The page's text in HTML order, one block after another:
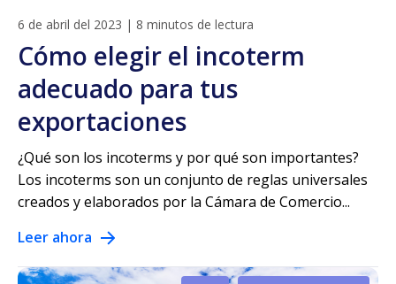
6 de abril del 2023 | 8 minutos de lectura
Cómo elegir el incoterm
adecuado para tus
exportaciones
¿Qué son los incoterms y por qué son importantes?
Los incoterms son un conjunto de reglas universales
creados y elaborados por la Cámara de Comercio...
Leer ahora